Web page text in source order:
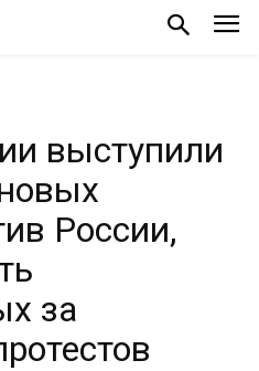
выступили
России,
за